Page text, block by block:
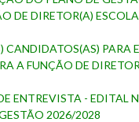
DE DIRETOR(A)
PARA
A FUNÇÃO DE
ENTREVISTA - EDITAL
2026/2028